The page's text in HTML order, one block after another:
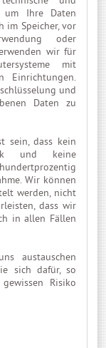
um Ihre Daten
im Speicher, vor
oder
wir für
mit
Einrichtungen.
und
Daten zu
sein, dass kein
und keine
Wir können
werden, nicht
dass wir
in allen Fällen
austauschen
sich dafür, so
Risiko